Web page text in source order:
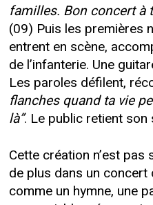
familles. Bon concert à
(09) Puis les premières
entrent en scène,
de l’infanterie. Une
Les paroles défilent,
flanches quand ta vie
là”. Le public retient son
Cette création n’est pas
de plus dans un
comme un hymne, une